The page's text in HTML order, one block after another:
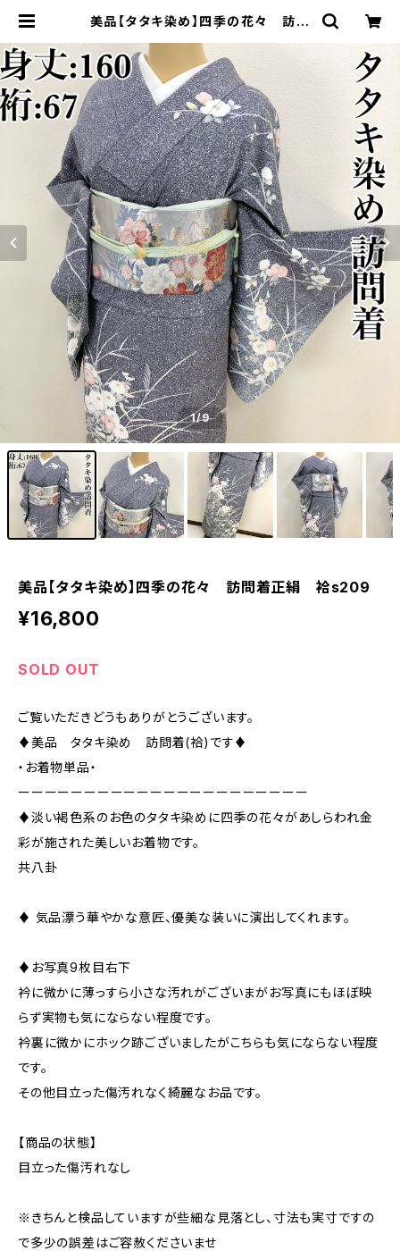
美品【タタキ染め】四季の花々 訪問
1/9
美品【タタキ染め】四季の花々 訪問着正絹 袷s209
¥16,800
SOLD OUT
ご覧いただきどうもありがとうございます。
♦︎美品 タタキ染め 訪問着(袷)です♦︎
・お着物単品・
ーーーーーーーーーーーーーーーーーーーーーー
♦︎淡い褐色系のお色のタタキ染めに四季の花々があしらわれ金
彩が施された美しいお着物です。
共八卦
♦︎ 気品漂う華やかな意匠、優美な装いに演出してくれます。
♦︎お写真9枚目右下
衿に微かに薄っすら小さな汚れがございまがお写真にもほぼ映
らず実物も気にならない程度です。
衿裏に微かにホック跡ございましたがこちらも気にならない程度
です。
その他目立った傷汚れなく綺麗なお品です。
【商品の状態】
目立った傷汚れなし
※きちんと検品していますが些細な見落とし、寸法も実寸ですの
で多少の誤差はご容赦くださいませ